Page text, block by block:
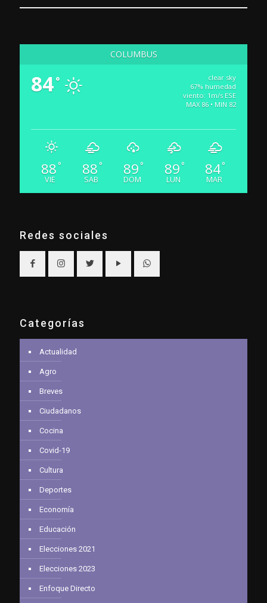
COLUMBUS
84°
clear sky
67% humedad
viento: 1m/s ESE
MAX 86 • MIN 82
88 °
VIE
88 °
SAB
89 °
DOM
89 °
LUN
84°
MAR
Redes sociales
Categorías
Actualidad
Agro
Breves
Ciudadanos
Cocina
Covid-19
Cultura
Deportes
Economía
Educación
Elecciones 2021
Elecciones 2023
Enfoque Directo